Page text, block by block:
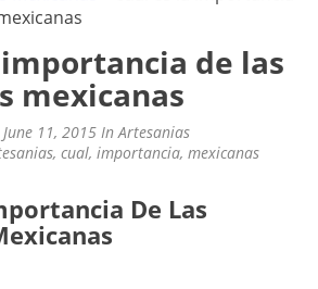
de las
mexicanas
June 11, 2015 InArtesanias
, cual, importancia, mexicanas
De Las